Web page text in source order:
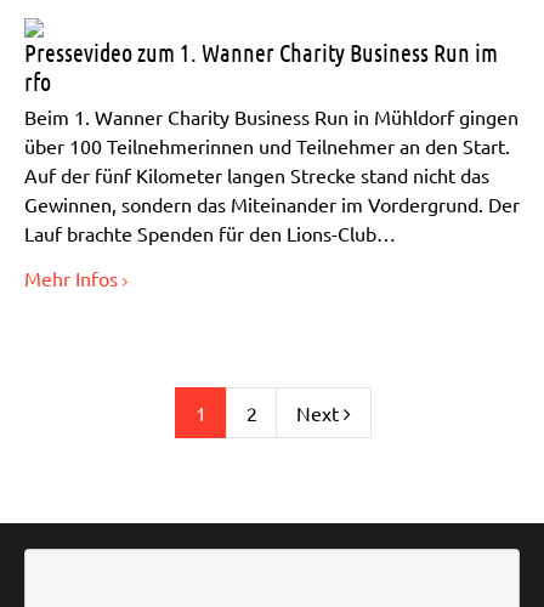
Pressevideo zum 1. Wanner Charity Business Run im
rfo
Beim 1. Wanner Charity Business Run in Mühldorf gingen
über 100 Teilnehmerinnen und Teilnehmer an den Start.
Auf der fünf Kilometer langen Strecke stand nicht das
Gewinnen, sondern das Miteinander im Vordergrund. Der
Lauf brachte Spenden für den Lions-Club…
Mehr Infos
1 2 Next